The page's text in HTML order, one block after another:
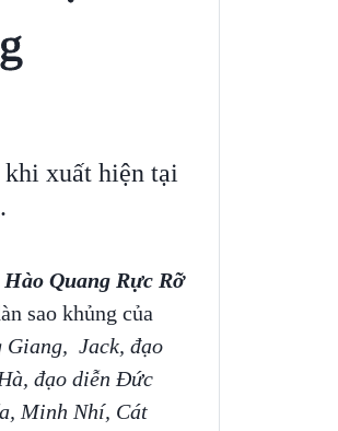
xuất hiện tại
Hào Quang Rực Rỡ
sao khủng của
Giang, Jack, đạo
đạo diễn Đức
Minh Nhí, Cát